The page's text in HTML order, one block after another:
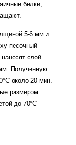
белки,
5-6 мм и
песочный
слой
Полученную
около 20 мин.
размером
до 70°С